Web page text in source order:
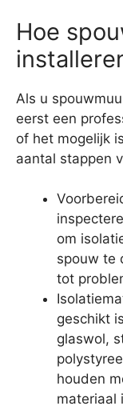
Hoe
Als u
eerst een
of het mogelijk
aantal stappen
om
spouw te
tot
geschikt
glaswol,
houden
materiaal